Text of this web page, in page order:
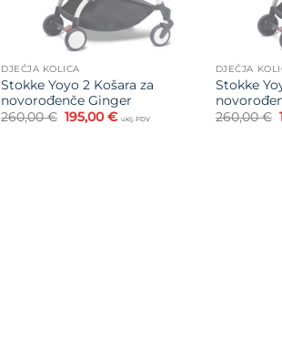
DJEČJA KOLICA
Stokke Yoyo 2 Košara za
novorođenče Ginger
260,00€ Izvorna
cijena
195,00€Trenutna
cijena
uklj. PDV
DJEČJA
Stokke
260,00€